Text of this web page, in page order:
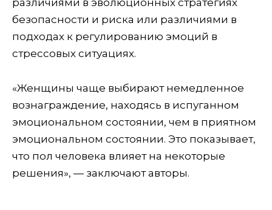
безопасности и риска или различиями в
подходах к регулированию эмоций в
стрессовых ситуациях.
«Женщины чаще выбирают немедленное
вознаграждение, находясь в испуганном
эмоциональном состоянии, чем в приятном
эмоциональном состоянии. Это показывает,
что пол человека влияет на некоторые
решения», — заключают авторы.